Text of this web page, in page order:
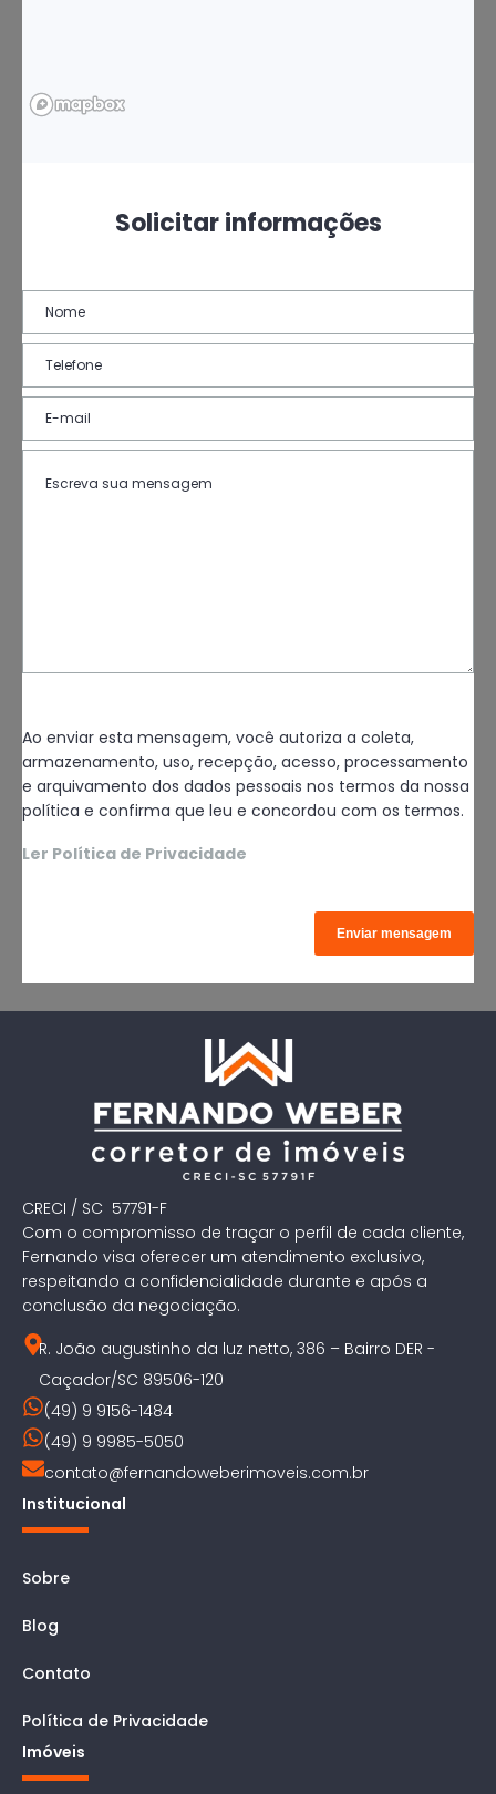
Solicitar informações
Ao enviar esta mensagem, você autoriza a coleta,
armazenamento, uso, recepção, acesso, processamento
e arquivamento dos dados pessoais nos termos da nossa
política e confirma que leu e concordou com os termos.
Ler Política de Privacidade
CRECI / SC 57791-F
Com o compromisso de traçar o perfil de cada cliente,
Fernando visa oferecer um atendimento exclusivo,
respeitando a confidencialidade durante e após a
conclusão da negociação.
R. João augustinho da luz netto, 386 – Bairro DER -
Caçador/SC 89506-120
(49) 9 9156-1484
(49) 9 9985-5050
contato@fernandoweberimoveis.com.br
Institucional
Sobre
Blog
Contato
Política de Privacidade
Imóveis